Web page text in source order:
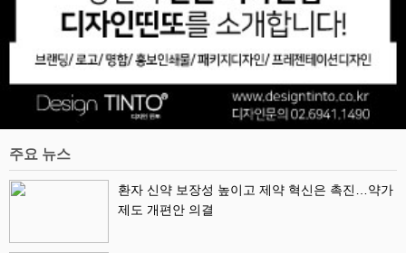
주요 뉴스
환자 신약 보장성 높이고 제약 혁신은 촉진…약가
제도 개편안 의결